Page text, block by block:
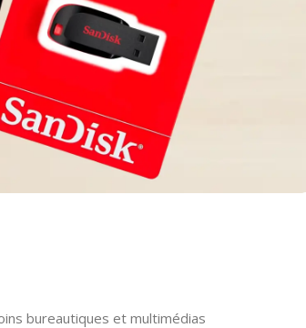
agrandir
bureautiques et multimédias